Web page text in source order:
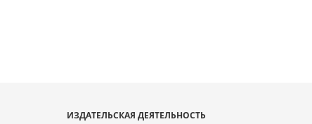
ИЗДАТЕЛЬСКАЯ ДЕЯТЕЛЬНОСТЬ